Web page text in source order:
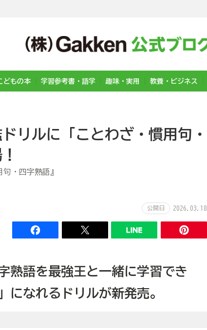
どもの本 学習参考書・語学 趣味・実用 教養・ビジネス
リルに「ことわざ・慣用句・
・四字熟語』
公開日 2026.03.18
熟語を最強王と一緒に学習でき
になれるドリルが新発売。